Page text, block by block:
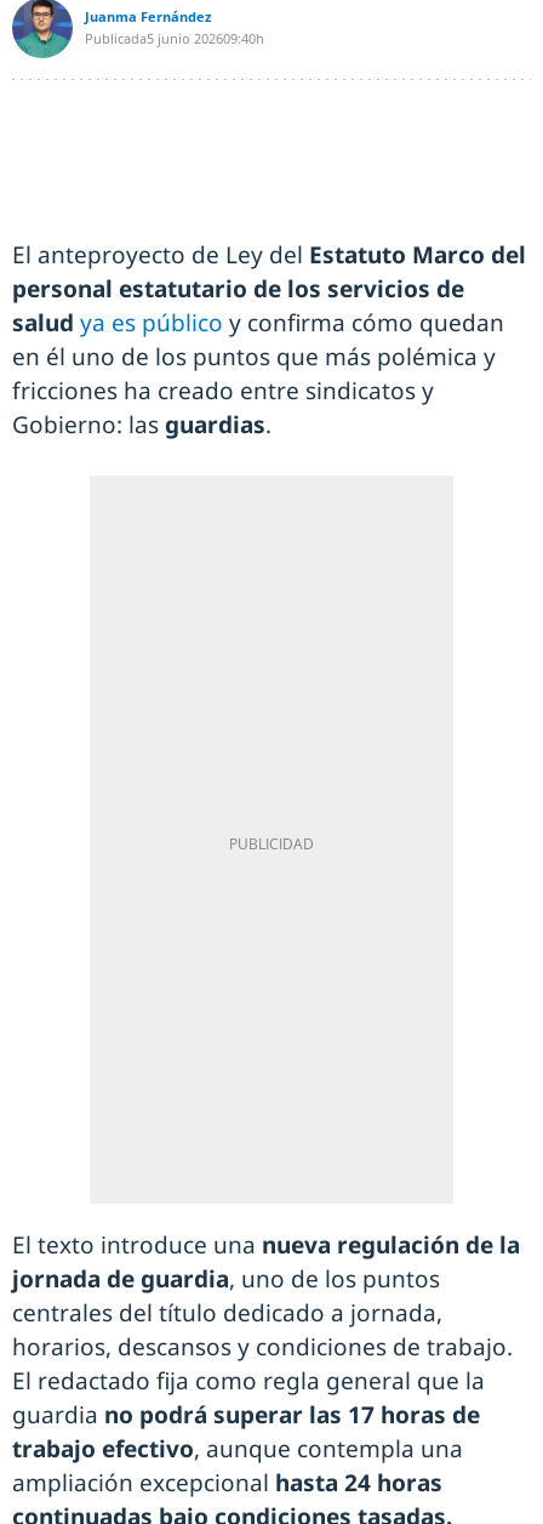
Juanma Fernández
Publicada5 junio 202609:40h
El anteproyecto de Ley del Estatuto Marco del
personal estatutario de los servicios de
salud ya es público y confirma cómo quedan
en él uno de los puntos que más polémica y
fricciones ha creado entre sindicatos y
Gobierno: las guardias.
El texto introduce una nueva regulación de la
jornada de guardia, uno de los puntos
centrales del título dedicado a jornada,
horarios, descansos y condiciones de trabajo.
El redactado fija como regla general que la
guardia no podrá superar las 17 horas de
trabajo efectivo, aunque contempla una
ampliación excepcional hasta 24 horas
continuadas bajo condiciones tasadas.